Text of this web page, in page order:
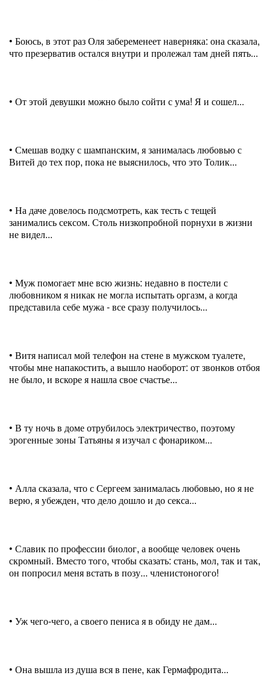
• Боюсь, в этот раз Оля забеременеет наверняка: она сказала,
что презерватив остался внутри и пролежал там дней пять...
• От этой девушки можно было сойти с ума! Я и сошел...
• Смешав водку с шампанским, я занималась любовью с
Витей до тех пор, пока не выяснилось, что это Толик...
• На даче довелось подсмотреть, как тесть с тещей
занимались сексом. Столь низкопробной порнухи в жизни
не видел...
• Муж помогает мне всю жизнь: недавно в постели с
любовником я никак не могла испытать оргазм, а когда
представила себе мужа - все сразу получилось...
• Витя написал мой телефон на стене в мужском туалете,
чтобы мне напакостить, а вышло наоборот: от звонков отбоя
не было, и вскоре я нашла свое счастье...
• В ту ночь в доме отрубилось электричество, поэтому
эрогенные зоны Татьяны я изучал с фонариком...
• Алла сказала, что с Сергеем занималась любовью, но я не
верю, я убежден, что дело дошло и до секса...
• Славик по профессии биолог, а вообще человек очень
скромный. Вместо того, чтобы сказать: стань, мол, так и так,
он попросил меня встать в позу... членистоногого!
• Уж чего-чего, а своего пениса я в обиду не дам...
• Она вышла из душа вся в пене, как Гермафродита...